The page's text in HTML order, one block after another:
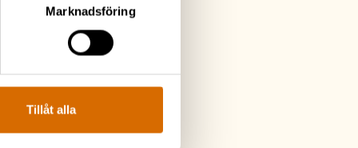
Marknadsföring
Tillåt alla